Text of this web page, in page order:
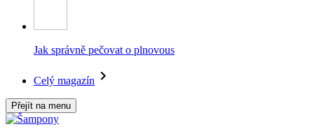
Jak správně pečovat o plnovous
Celý magazín
Přejít na menu